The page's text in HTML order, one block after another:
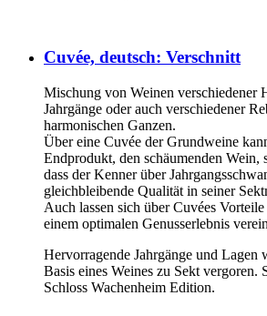
Cuvée, deutsch: Verschnitt
Mischung von Weinen verschiedener
Jahrgänge oder auch verschiedener
harmonischen Ganzen.
Über eine Cuvée der Grundweine
Endprodukt, den schäumenden Wein,
dass der Kenner über
gleichbleibende Qualität in seiner
Auch lassen sich über Cuvées
einem optimalen Genusserlebnis
Hervorragende Jahrgänge und Lagen
Basis eines Weines zu Sekt vergoren.
Schloss Wachenheim Edition.